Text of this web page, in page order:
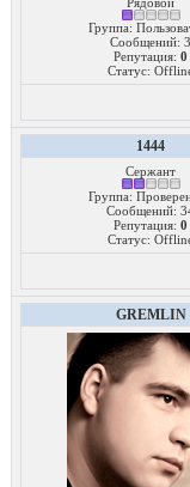
Группа:
Сообщений: 3
Репутация: 0
Статус:
1444
Сержант
Группа:
Сообщений:
Репутация: 0
Статус:
GREMLIN